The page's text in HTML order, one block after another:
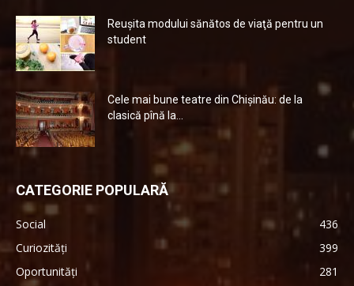
Reuşita modului sănătos de viaţă pentru un
student
Cele mai bune teatre din Chişinău: de la
clasică pînă la...
CATEGORIE POPULARĂ
Social
436
Curiozități
399
Oportunități
281